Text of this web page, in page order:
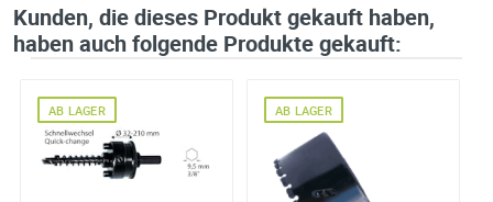
Kunden, die dieses Produkt gekauft haben,
haben auch folgende Produkte gekauft:
AB LAGER AB LAGER